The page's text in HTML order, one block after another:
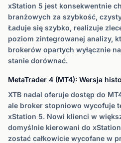
xStation 5 jest konsekwentnie
branżowych za szybkość,
Ładuje się szybko, realizuje
poziom zintegrowanej analizy,
brokerów opartych wyłącznie
stanie dorównać.
MetaTrader 4 (MT4): Wersja
XTB nadal oferuje dostęp do
ale broker stopniowo wycofuje
xStation 5. Nowi klienci w
domyślnie kierowani do
zostać całkowicie wycofane w